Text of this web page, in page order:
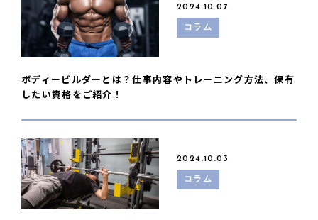
2024.10.07
コラム
ボディービルダーとは？仕事内容やトレーニング方法、保有
したい資格をご紹介！
2024.10.03
コラム